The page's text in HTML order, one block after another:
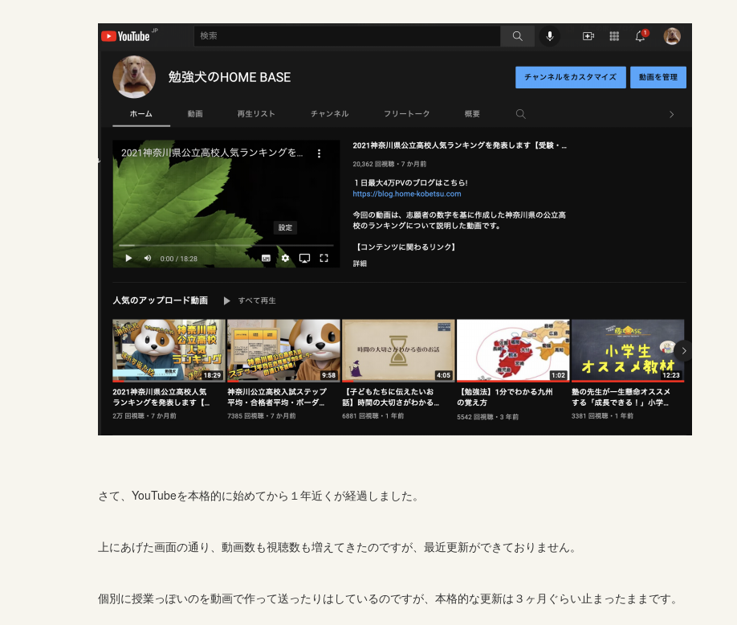
さて、YouTubeを本格的に始めてから１年近くが経過しました。
上にあげた画面の通り、動画数も視聴数も増えてきたのですが、最近更新ができておりません。
個別に授業っぽいのを動画で作って送ったりはしているのですが、本格的な更新は３ヶ月ぐらい止まったままです。